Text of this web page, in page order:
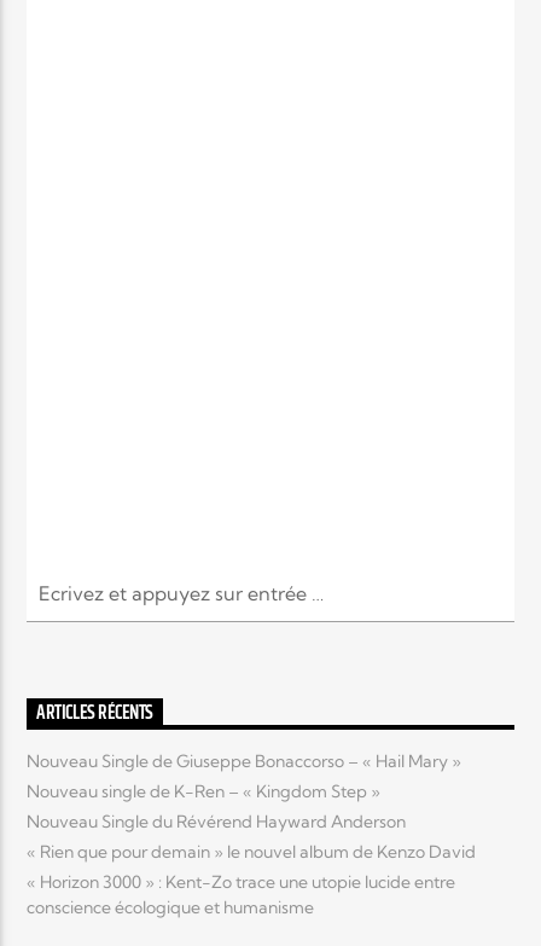
ARTICLES RÉCENTS
Nouveau Single de Giuseppe Bonaccorso – « Hail Mary »
Nouveau single de K-Ren – « Kingdom Step »
Nouveau Single du Révérend Hayward Anderson
« Rien que pour demain » le nouvel album de Kenzo David
« Horizon 3000 » : Kent-Zo trace une utopie lucide entre
conscience écologique et humanisme